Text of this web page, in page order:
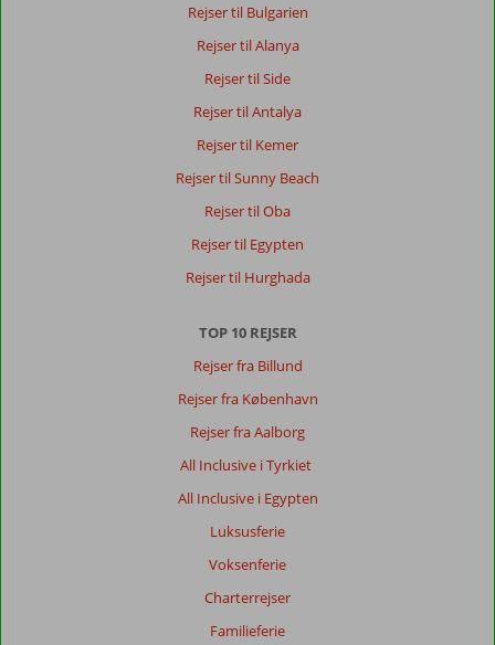
Rejser til Bulgarien
Rejser til Alanya
Rejser til Side
Rejser til Antalya
Rejser til Kemer
Rejser til Sunny Beach
Rejser til Oba
Rejser til Egypten
Rejser til Hurghada
TOP 10 REJSER
Rejser fra Billund
Rejser fra København
Rejser fra Aalborg
All Inclusive i Tyrkiet
All Inclusive i Egypten
Luksusferie
Voksenferie
Charterrejser
Familieferie